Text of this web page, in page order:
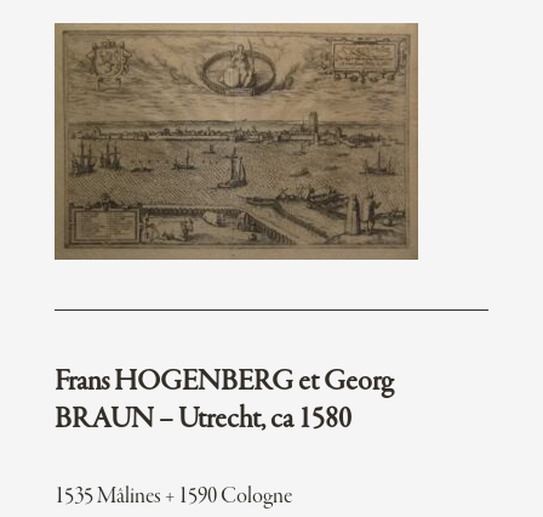
Frans HOGENBERG et Georg
BRAUN – Utrecht, ca 1580
1535 Mâlines + 1590 Cologne